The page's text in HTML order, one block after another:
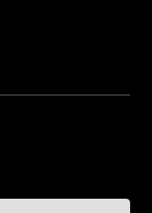
BUSINESS